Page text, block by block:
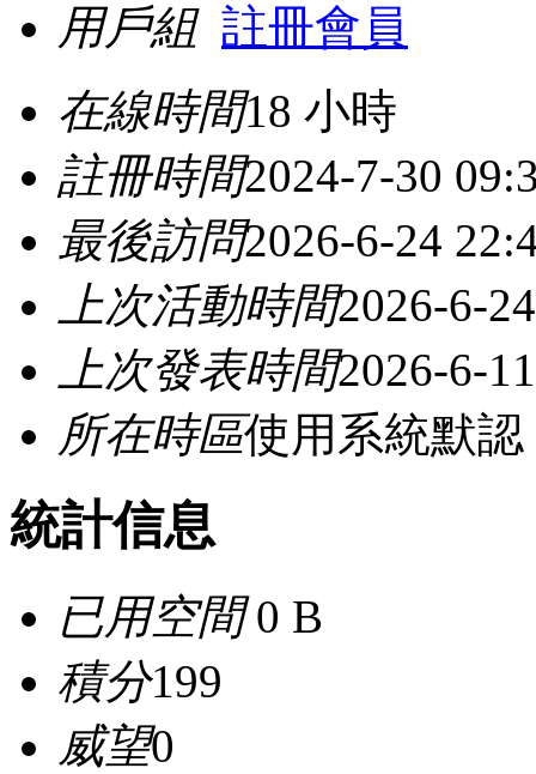
用戶組 註冊會員
在線時間18 小時
註冊時間2024-7-30
最後訪問2026-6-24
上次活動時間2026-6-
上次發表時間2026-6-
所在時區使用系統默認
統計信息
已用空間0 B
積分199
威望0